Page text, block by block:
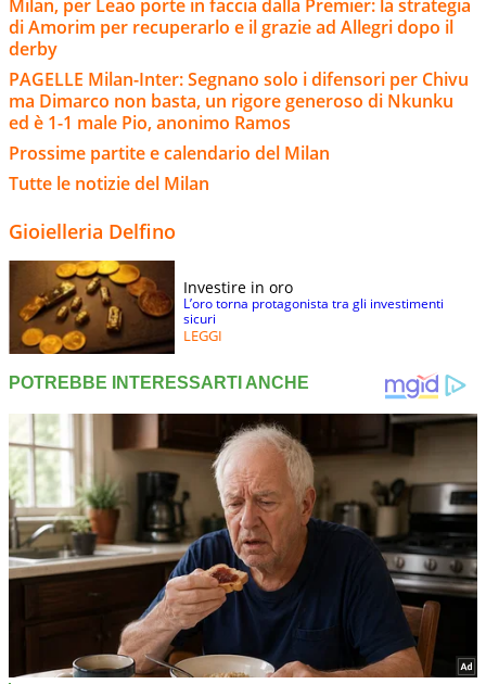
Milan, per Leao porte in faccia dalla Premier: la strategia
di Amorim per recuperarlo e il grazie ad Allegri dopo il
derby
PAGELLE Milan-Inter: Segnano solo i difensori per Chivu
ma Dimarco non basta, un rigore generoso di Nkunku
ed è 1-1 male Pio, anonimo Ramos
Prossime partite e calendario del Milan
Tutte le notizie del Milan
Gioielleria Delfino
Investire in oro
L’oro torna protagonista tra gli investimenti
sicuri
LEGGI